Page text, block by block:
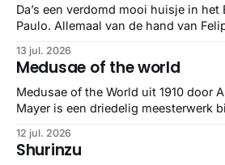
minstens
Da’s een verdomd mooi huisje in het
Paulo. Allemaal van de hand van
13 jul. 2026
Medusae of the world
Medusae of the World uit 1910 door
Mayer is een driedelig meesterwerk
gedetailleerd overzicht van
taxonomie. Het boek staat bekend om de combinatie van
12 jul. 2026
Shurinzu